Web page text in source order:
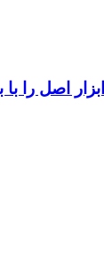
اصل را با